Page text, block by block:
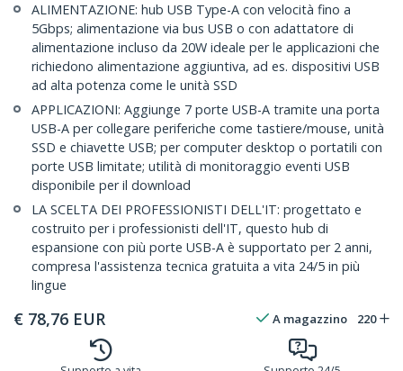
ALIMENTAZIONE: hub USB Type-A con velocità fino a
5Gbps; alimentazione via bus USB o con adattatore di
alimentazione incluso da 20W ideale per le applicazioni che
richiedono alimentazione aggiuntiva, ad es. dispositivi USB
ad alta potenza come le unità SSD
APPLICAZIONI: Aggiunge 7 porte USB-A tramite una porta
USB-A per collegare periferiche come tastiere/mouse, unità
SSD e chiavette USB; per computer desktop o portatili con
porte USB limitate; utilità di monitoraggio eventi USB
disponibile per il download
LA SCELTA DEI PROFESSIONISTI DELL'IT: progettato e
costruito per i professionisti dell'IT, questo hub di
espansione con più porte USB-A è supportato per 2 anni,
compresa l'assistenza tecnica gratuita a vita 24/5 in più
lingue
€ 78,76 EUR A magazzino 220